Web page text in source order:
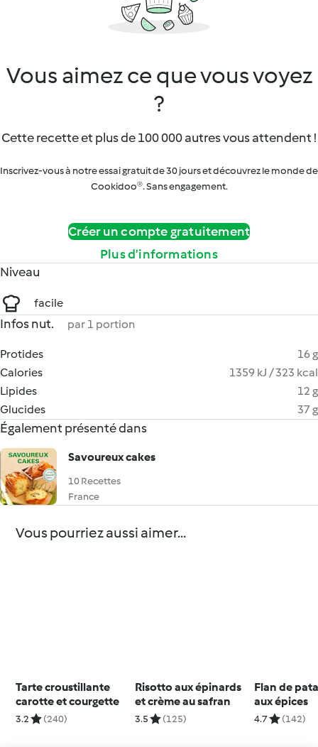
Vous aimez ce que vous voyez
?
Cette recette et plus de 100 000 autres vous attendent !
Inscrivez-vous à notre essai gratuit de 30 jours et découvrez le monde de
Cookidoo®. Sans engagement.
Créer un compte gratuitement
Plus d’informations
Niveau
facile
Infos nut. par 1 portion
Protides
16 g
Calories
1359 kJ / 323 kcal
Lipides
12 g
Glucides
37 g
Également présenté dans
Savoureux cakes
10 Recettes
France
Vous pourriez aussi aimer...
Tarte croustillante
carotte et courgette
3.2 (240)
Risotto aux épinards
et crème au safran
3.5 (125)
Flan de
aux épices
4.7 (142)